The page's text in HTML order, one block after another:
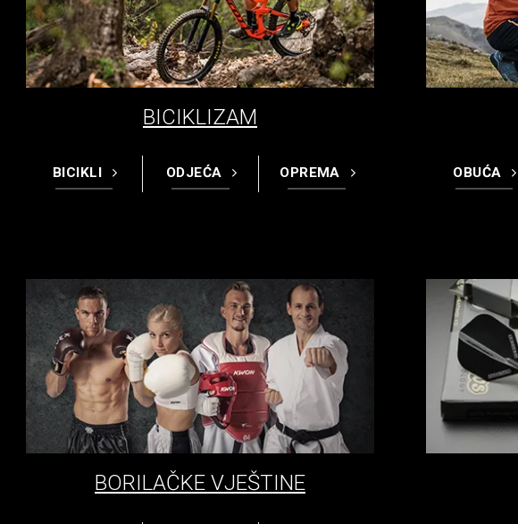
BICIKLIZAM
BICIKLI ODJEĆA OPREMA OBUĆA
BORILAČKE VJEŠTINE